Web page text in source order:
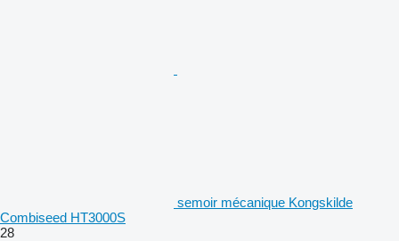
semoir mécanique Kongskilde
Combiseed HT3000S
28